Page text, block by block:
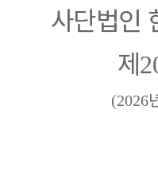
사단법인
제
(2026